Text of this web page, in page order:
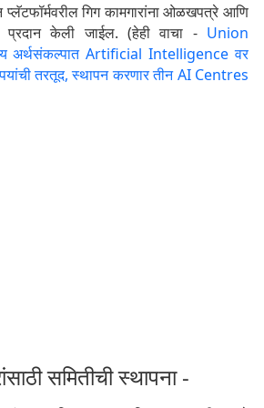
गिग कामगारांना ओळखपत्रे आणि
प्रदान केली जाईल. (हेही वाचा - Union
अर्थसंकल्पात Artificial Intelligence वर
तरतूद, स्थापन करणार तीन AI Centres
समितीची स्थापना -